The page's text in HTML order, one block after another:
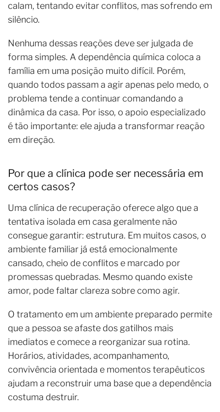
calam, tentando evitar conflitos, mas sofrendo em
silêncio.
Nenhuma dessas reações deve ser julgada de
forma simples. A dependência química coloca a
família em uma posição muito difícil. Porém,
quando todos passam a agir apenas pelo medo, o
problema tende a continuar comandando a
dinâmica da casa. Por isso, o apoio especializado
é tão importante: ele ajuda a transformar reação
em direção.
Por que a clínica pode ser necessária em
certos casos?
Uma clínica de recuperação oferece algo que a
tentativa isolada em casa geralmente não
consegue garantir: estrutura. Em muitos casos, o
ambiente familiar já está emocionalmente
cansado, cheio de conflitos e marcado por
promessas quebradas. Mesmo quando existe
amor, pode faltar clareza sobre como agir.
O tratamento em um ambiente preparado permite
que a pessoa se afaste dos gatilhos mais
imediatos e comece a reorganizar sua rotina.
Horários, atividades, acompanhamento,
convivência orientada e momentos terapêuticos
ajudam a reconstruir uma base que a dependência
costuma destruir.